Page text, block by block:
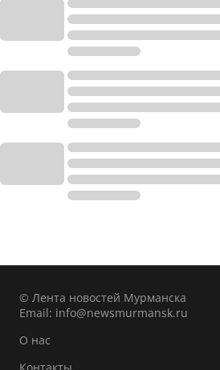
© Лента новостей Мурманска
Email: info@newsmurmansk.ru
О нас